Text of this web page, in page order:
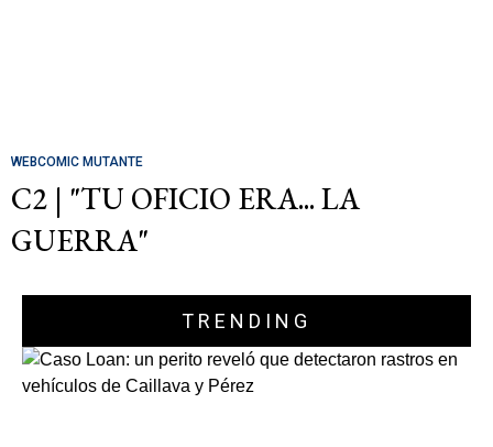
WEBCOMIC MUTANTE
C2 | "TU OFICIO ERA... LA
GUERRA"
TRENDING